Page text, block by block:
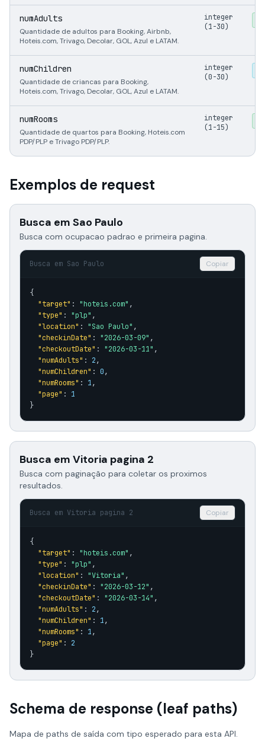
numAdults
Quantidade de adultos para Booking, Airbnb,
Hoteis.com, Trivago, Decolar, GOL, Azul e LATAM.
integer
(1-30)
numChildren
Quantidade de criancas para Booking,
Hoteis.com, Trivago, Decolar, GOL, Azul e LATAM.
integer
(0-30)
numRooms
Quantidade de quartos para Booking, Hoteis.com
PDP/PLP e Trivago PDP/PLP.
integer
(1-15)
Exemplos de request
Busca em Sao Paulo
Busca com ocupacao padrao e primeira pagina.
Busca em Sao Paulo Copiar
{
"target" : "hoteis.com" ,
"type" : "plp" ,
"location" : "Sao Paulo" ,
"checkinDate" : "2026-03-09" ,
"checkoutDate" : "2026-03-11" ,
"numAdults" : 2,
"numChildren" : 0,
"numRooms" : 1,
"page" : 1
}
Busca em Vitoria pagina 2
Busca com paginação para coletar os proximos
resultados.
Busca em Vitoria pagina 2 Copiar
{
"target" : "hoteis.com" ,
"type" : "plp" ,
"location" : "Vitoria" ,
"checkinDate" : "2026-03-12" ,
"checkoutDate" : "2026-03-14" ,
"numAdults" : 2,
"numChildren" : 1,
"numRooms" : 1,
"page" : 2
}
Schema de response (leaf paths)
Mapa de paths de saída com tipo esperado para esta API.